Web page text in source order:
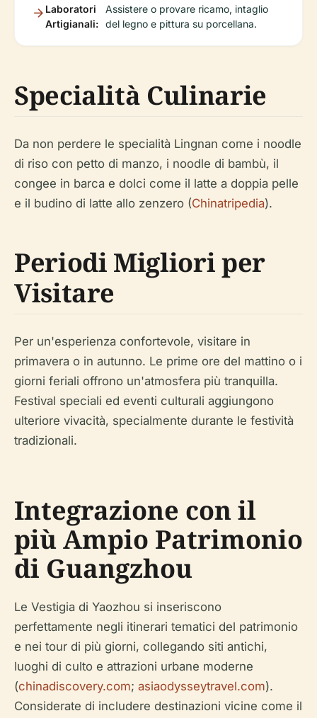
Laboratori
Artigianali:
Assistere o provare ricamo, intaglio
del legno e pittura su porcellana.
Specialità Culinarie
Da non perdere le specialità Lingnan come i noodle
di riso con petto di manzo, i noodle di bambù, il
congee in barca e dolci come il latte a doppia pelle
e il budino di latte allo zenzero (Chinatripedia).
Periodi Migliori per
Visitare
Per un'esperienza confortevole, visitare in
primavera o in autunno. Le prime ore del mattino o i
giorni feriali offrono un'atmosfera più tranquilla.
Festival speciali ed eventi culturali aggiungono
ulteriore vivacità, specialmente durante le festività
tradizionali.
Integrazione con il
più Ampio Patrimonio
di Guangzhou
Le Vestigia di Yaozhou si inseriscono
perfettamente negli itinerari tematici del patrimonio
e nei tour di più giorni, collegando siti antichi,
luoghi di culto e attrazioni urbane moderne
(chinadiscovery.com; asiaodysseytravel.com).
Considerate di includere destinazioni vicine come il